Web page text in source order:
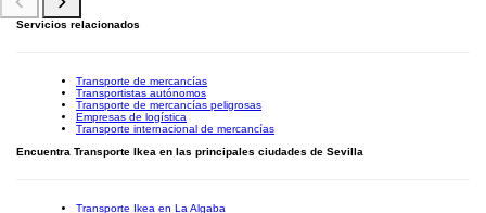
Servicios relacionados
Transporte de mercancías
Transportistas autónomos
Transporte de mercancías peligrosas
Empresas de logística
Transporte internacional de mercancías
Encuentra Transporte Ikea en las principales ciudades de Sevilla
Transporte Ikea en La Algaba